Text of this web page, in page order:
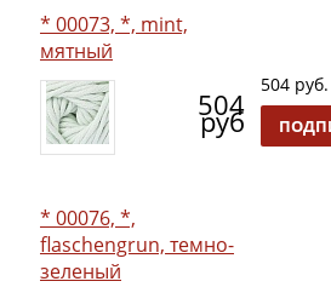
* 00073, *, mint,
мятный
504
руб
504 руб.
* 00076, *,
flaschengrun, темно-
зеленый